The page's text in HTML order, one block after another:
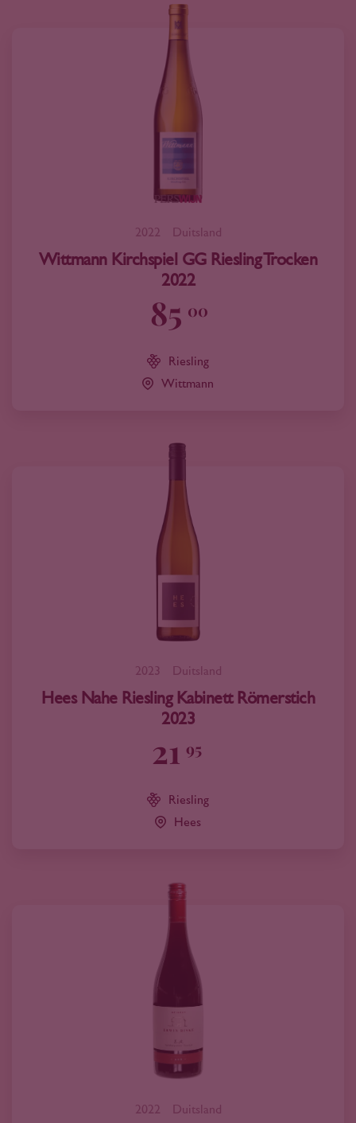
2022 Duitsland
Wittmann Kirchspiel GG Riesling Trocken
2022
85 00
Riesling
Wittmann
2023 Duitsland
Hees Nahe Riesling Kabinett Römerstich
2023
21 95
Riesling
Hees
2022 Duitsland